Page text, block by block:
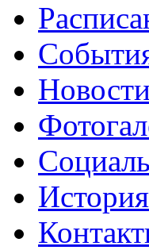
Новости
История